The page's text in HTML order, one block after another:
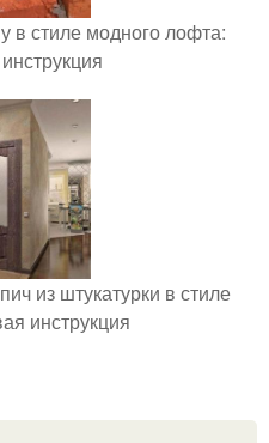
в стиле модного лофта:
из штукатурки в стиле
инструкция